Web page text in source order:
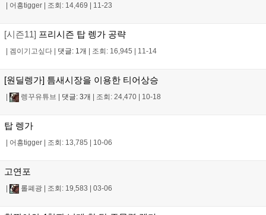
| 어흥tigger | 조회: 14,469 | 11-23
[시즌11] 프리시즌 탑 렝가 공략
| 겜이기고싶다 | 댓글: 1개 | 조회: 16,945 | 11-14
[원딜렝가] 틈새시장을 이용한 티어상승
| 렝꾸유튜브 | 댓글: 3개 | 조회: 24,470 | 10-18
탑 렝가
| 어흥tigger | 조회: 13,785 | 10-06
고연포
| 롤폐광 | 조회: 19,583 | 03-06